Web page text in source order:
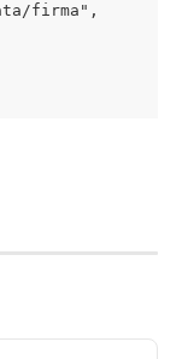
firma",